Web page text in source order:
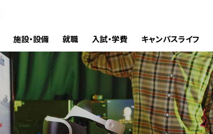
施設・設備 就職 入試・学費 キャンパスライフ